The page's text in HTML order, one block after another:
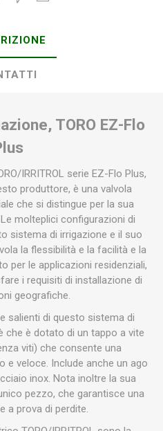
TORO EZ-Flo
IRRITROL serie EZ-Flo Plus,
produttore, è una valvola
che si distingue per la sua
molteplici configurazioni di
sistema di irrigazione e il suo
la flessibilità e la facilità e la
per le applicazioni residenziali,
i requisiti di installazione di
geografiche.
salienti di questo sistema di
che è dotato di un tappo a vite
viti) che consente una
e veloce. Include anche un ago
inox. Nota inoltre la sua
pezzo, che garantisce una
a prova di perdite.